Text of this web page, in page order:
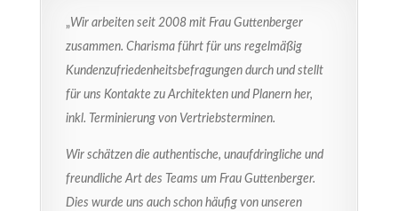
„Wir arbeiten seit 2008 mit Frau Guttenberger
zusammen. Charisma führt für uns regelmäßig
Kundenzufriedenheitsbefragungen durch und stellt
für uns Kontakte zu Architekten und Planern her,
inkl. Terminierung von Vertriebsterminen.
Wir schätzen die authentische, unaufdringliche und
freundliche Art des Teams um Frau Guttenberger.
Dies wurde uns auch schon häufig von unseren